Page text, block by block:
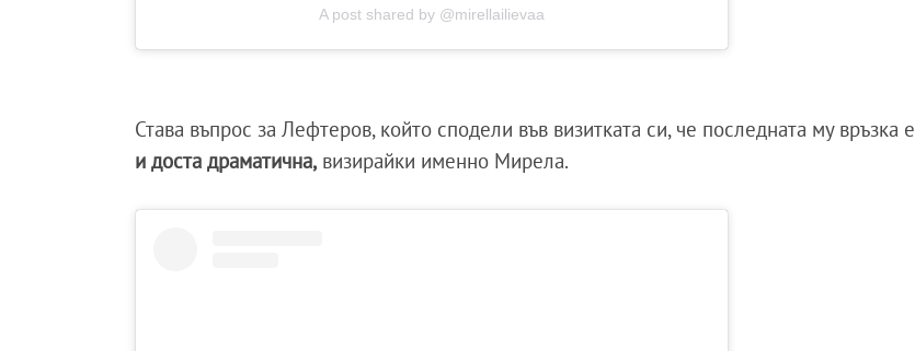
A post shared by @mirellailievaa
Става въпрос за Лефтеров, който сподели във визитката си, че последната му връзка е
и доста драматична, визирайки именно Мирела.